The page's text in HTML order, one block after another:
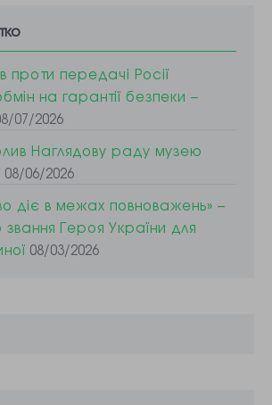
проти передачі Росії
на гарантії безпеки –
07/2026
Наглядову раду музею
08/06/2026
діє в межах повноважень» –
звання Героя України для
08/03/2026